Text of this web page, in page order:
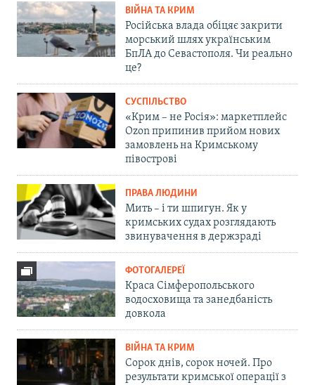
ВІЙНА ТА КРИМ
Російська влада обіцяє закрити
морський шлях українським
БпЛА до Севастополя. Чи реально
це?
СУСПІЛЬСТВО
«Крим – не Росія»: маркетплейс
Ozon припинив прийом нових
замовлень на Кримському
півострові
ПРАВА ЛЮДИНИ
Мить – і ти шпигун. Як у
кримських судах розглядають
звинувачення в держзраді
ФОТОГАЛЕРЕЇ
Краса Сімферопольського
водосховища та занедбаність
довкола
ВІЙНА ТА КРИМ
Сорок днів, сорок ночей. Про
результати кримської операції з